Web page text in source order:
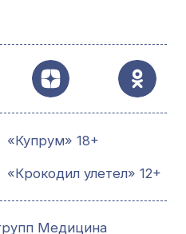
«Купрум» 18+
«Крокодил улетел» 12+
Медицина